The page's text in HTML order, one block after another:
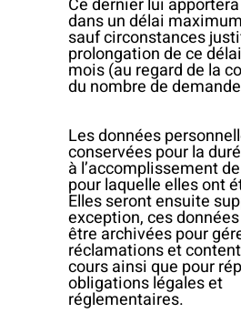
Ce dernier lui
dans un délai
sauf circonstances
prolongation de ce
mois (au regard de la
du nombre de
Les données
conservées pour la
à l’accomplissement
pour laquelle elles ont
Elles seront ensuite
exception, ces
être archivées pour
réclamations et
cours ainsi que pour
obligations légales et
réglementaires.